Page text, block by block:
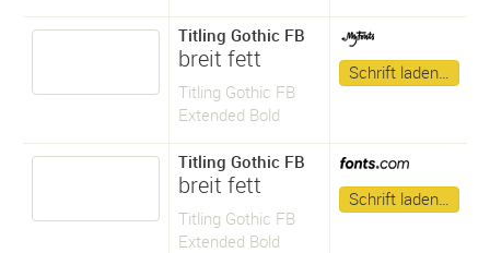
Titling Gothic FB
breit fett
Titling Gothic FB
Extended Bold
Schrift laden…
Titling Gothic FB
breit fett
Titling Gothic FB
Extended Bold
Schrift laden…